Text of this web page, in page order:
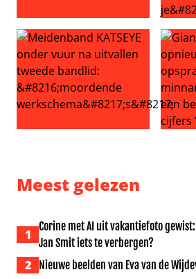
Volendam viert 30 jaar Jan Smit,
Meest gelezen
1
Corine met AI uit vakantiefoto
Jan Smit iets te verbergen?
2 Nieuwe beelden van Eva van de